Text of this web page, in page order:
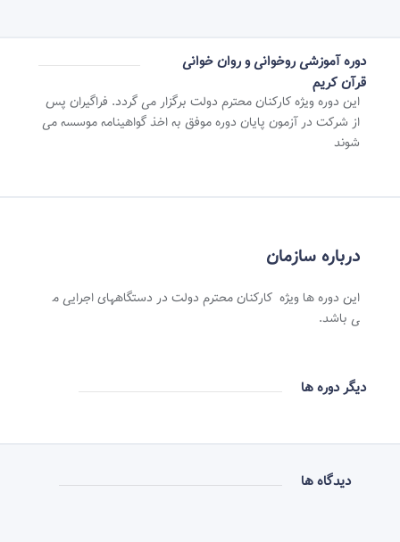
دوره آموزشی روخوانی و روان خوانی
قرآن کریم
این دوره ویژه کارکنان محترم دولت برگزار می گردد. فراگیران پس
از شرکت در آزمون پایان دوره موفق به اخذ گواهینامه موسسه می
شوند
درباره سازمان
این دوره ها ویژه کارکنان محترم دولت در دستگاههای اجرایی م
ی باشد.
دیگر دوره ها
دیدگاه ها